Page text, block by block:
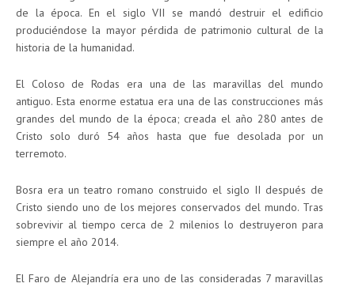
de la época. En el siglo VII se mandó destruir el edificio
produciéndose la mayor pérdida de patrimonio cultural de la
historia de la humanidad.
El Coloso de Rodas era una de las maravillas del mundo
antiguo. Esta enorme estatua era una de las construcciones más
grandes del mundo de la época; creada el año 280 antes de
Cristo solo duró 54 años hasta que fue desolada por un
terremoto.
Bosra era un teatro romano construido el siglo II después de
Cristo siendo uno de los mejores conservados del mundo. Tras
sobrevivir al tiempo cerca de 2 milenios lo destruyeron para
siempre el año 2014.
El Faro de Alejandría era uno de las consideradas 7 maravillas